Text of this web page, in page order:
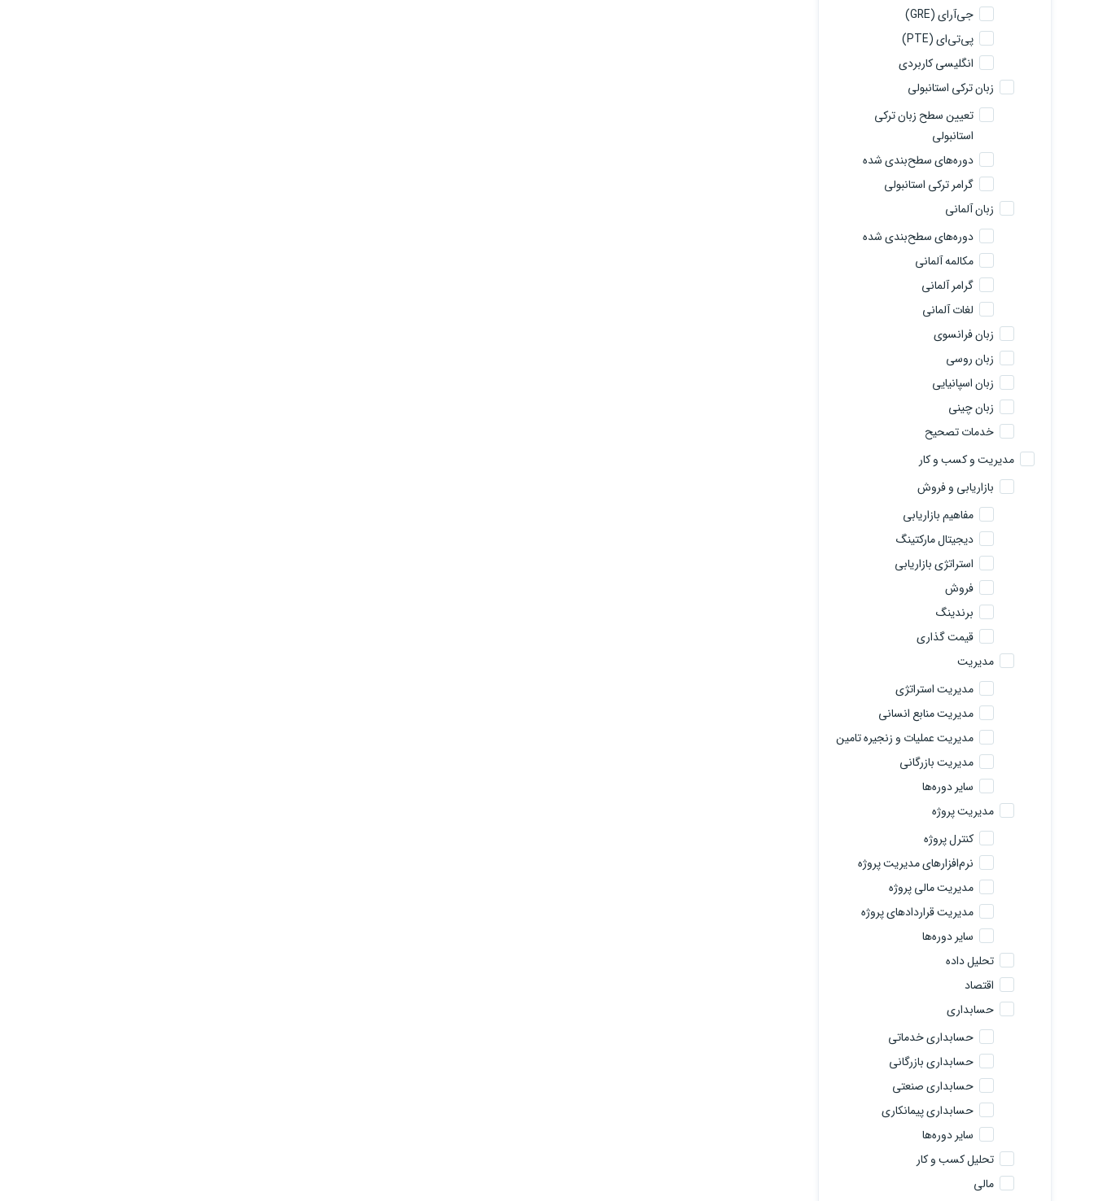
جی‌آرای (GRE)
پی‌تی‌ای (PTE)
انگلیسی کاربردی
زبان ترکی استانبولی
تعیین سطح زبان ترکی
استانبولی
دوره‌های سطح‌بندی شده
گرامر ترکی استانبولی
زبان آلمانی
دوره‌های سطح‌بندی شده
مکالمه آلمانی
گرامر آلمانی
لغات آلمانی
زبان فرانسوی
زبان روسی
زبان اسپانیایی
زبان چینی
خدمات تصحیح
مدیریت و کسب و کار
بازاریابی و فروش
مفاهیم بازاریابی
دیجیتال مارکتینگ
استراتژی بازاریابی
فروش
برندینگ
قیمت گذاری
مدیریت
مدیریت استراتژی
مدیریت منابع انسانی
مدیریت عملیات و زنجیره تامین
مدیریت بازرگانی
سایر دوره‌ها
مدیریت پروژه
کنترل پروژه
نرم‌افزارهای مدیریت پروژه
مدیریت مالی پروژه
مدیریت قراردادهای پروژه
سایر دوره‌ها
تحلیل داده
اقتصاد
حسابداری
حسابداری خدماتی
حسابداری بازرگانی
حسابداری صنعتی
حسابداری پیمانکاری
سایر دوره‌ها
تحلیل کسب و کار
مالی